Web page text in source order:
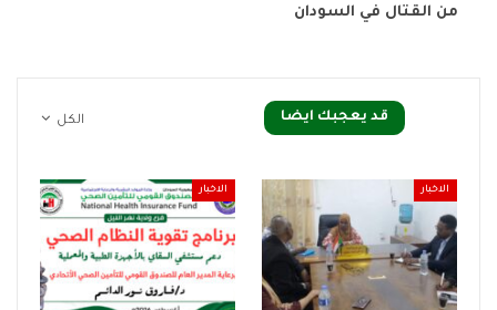
من القتال في السودان
الكل قد يعجبك ايضا
الاخبار الاخبار